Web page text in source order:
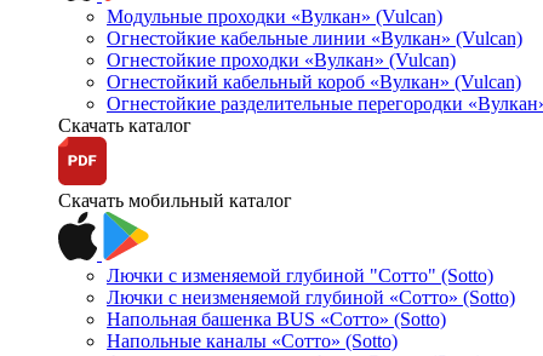
Модульные проходки «Вулкан» (Vulcan)
Огнестойкие кабельные линии «Вулкан» (Vulcan)
Огнестойкие проходки «Вулкан» (Vulcan)
Огнестойкий кабельный короб «Вулкан» (Vulcan)
Огнестойкие разделительные перегородки
Скачать каталог
Скачать мобильный каталог
Лючки с изменяемой глубиной "Сотто" (Sotto)
Лючки с неизменяемой глубиной «Сотто» (Sotto)
Напольная башенка BUS «Сотто» (Sotto)
Напольные каналы «Сотто» (Sotto)